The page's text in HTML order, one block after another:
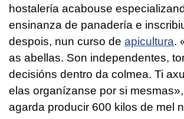
hostalería acabouse
ensinanza de panadería e
despois, nun curso de apicultura.
as abellas. Son independentes,
decisións dentro da colmea. Ti
elas organízanse por si
agarda producir 600 kilos de mel